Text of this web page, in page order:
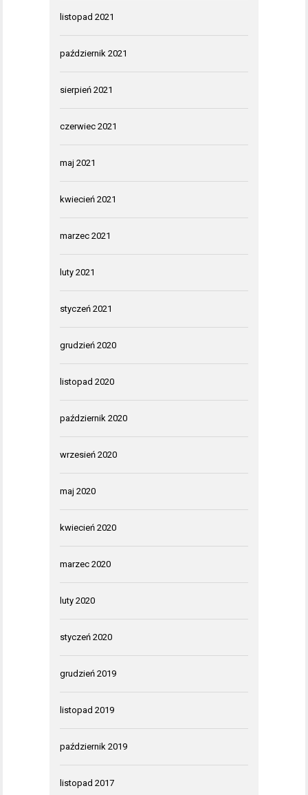
listopad 2021
październik 2021
sierpień 2021
czerwiec 2021
maj 2021
kwiecień 2021
marzec 2021
luty 2021
styczeń 2021
grudzień 2020
listopad 2020
październik 2020
wrzesień 2020
maj 2020
kwiecień 2020
marzec 2020
luty 2020
styczeń 2020
grudzień 2019
listopad 2019
październik 2019
listopad 2017